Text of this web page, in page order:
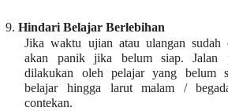
9.Hindari Belajar Berlebihan
Jika waktu ujian atau ulangan sudah
akan panik jika belum siap. Jalan
dilakukan oleh pelajar yang belum
belajar hingga larut malam /
contekan.